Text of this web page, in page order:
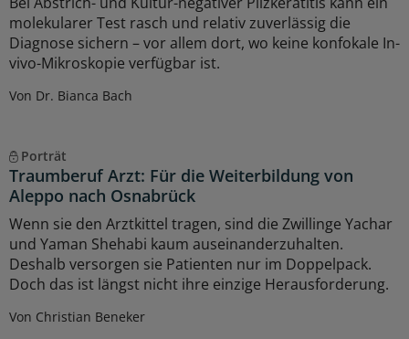
molekularer Test rasch und relativ zuverlässig die
Diagnose sichern – vor allem dort, wo keine konfokale In-
vivo-Mikroskopie verfügbar ist.
Von Dr. Bianca Bach
Porträt
Traumberuf Arzt: Für die Weiterbildung von
Aleppo nach Osnabrück
Wenn sie den Arztkittel tragen, sind die Zwillinge Yachar
und Yaman Shehabi kaum auseinanderzuhalten.
Deshalb versorgen sie Patienten nur im Doppelpack.
Doch das ist längst nicht ihre einzige Herausforderung.
Von Christian Beneker